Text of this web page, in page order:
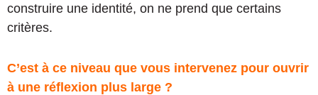
construire une identité, on ne prend que certains
critères.
C’est à ce niveau que vous intervenez pour ouvrir
à une réflexion plus large ?